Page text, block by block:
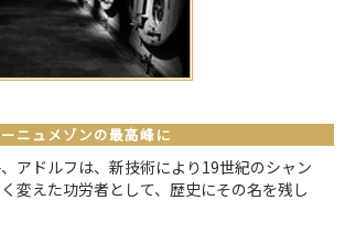
ニュメゾンの最高峰に
アドルフは、新技術により19世紀のシャン
変えた功労者として、歴史にその名を残し